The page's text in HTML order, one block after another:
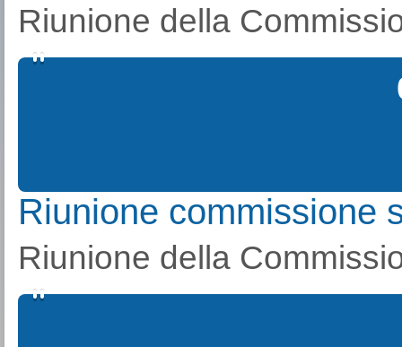
Riunione della
Riunione commissione
Riunione della